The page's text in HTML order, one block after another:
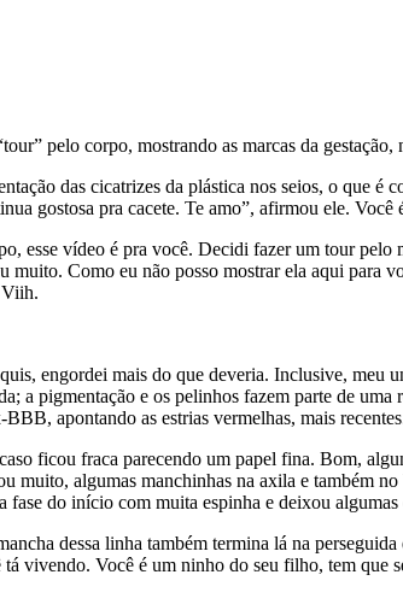
pelo corpo, mostrando as marcas da gestação,
das cicatrizes da plástica nos seios, o que é
gostosa pra cacete. Te amo”, afirmou ele.
esse vídeo é pra você. Decidi fazer um tour
Como eu não posso mostrar ela aqui para
Viih.
engordei mais do que deveria. Inclusive, meu
pigmentação e os pelinhos fazem parte de
apontando as estrias vermelhas, mais
ficou fraca parecendo um papel fina. Bom,
algumas manchinhas na axila e também
do início com muita espinha e deixou
dessa linha também termina lá na
vivendo. Você é um ninho do seu filho, tem que